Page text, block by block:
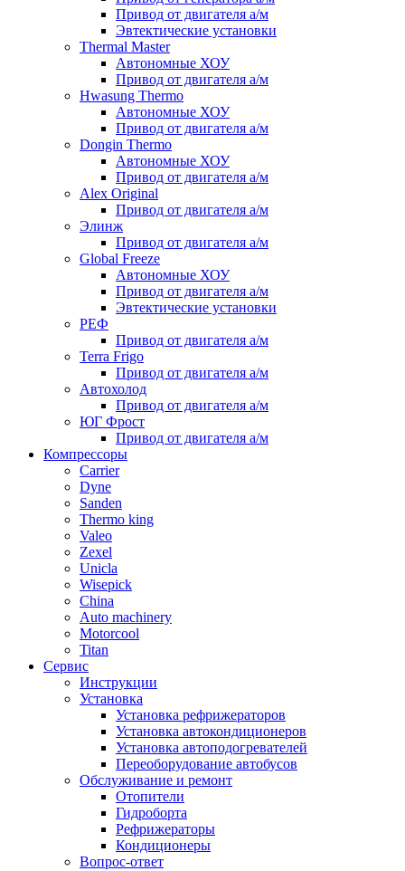
Привод от двигателя а/м
Эвтектические установки
Thermal Master
Автономные ХОУ
Привод от двигателя а/м
Hwasung Thermo
Автономные ХОУ
Привод от двигателя а/м
Dongin Thermo
Автономные ХОУ
Привод от двигателя а/м
Alex Original
Привод от двигателя а/м
Элинж
Привод от двигателя а/м
Global Freeze
Автономные ХОУ
Привод от двигателя а/м
Эвтектические установки
РЕФ
Привод от двигателя а/м
Terra Frigo
Привод от двигателя а/м
Автохолод
Привод от двигателя а/м
ЮГ Фрост
Привод от двигателя а/м
Компрессоры
Carrier
Dyne
Sanden
Thermo king
Valeo
Zexel
Unicla
Wisepick
China
Auto machinery
Motorcool
Titan
Сервис
Инструкции
Установка
Установка рефрижераторов
Установка автокондиционеров
Установка автоподогревателей
Переоборудование автобусов
Обслуживание и ремонт
Отопители
Гидроборта
Рефрижераторы
Кондиционеры
Вопрос-ответ